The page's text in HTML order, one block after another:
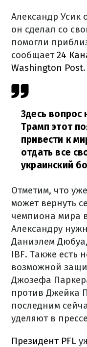
Александр Усик
он сделал со
помогли
сообщает24
Washington Post.
Здесь вопрос
Трамп этот
привести к
отдать все
украинский
Отметим, что
может вернуть
чемпиона мира
Александру
Даниэлем
IBF. Также есть
возможной
Джозефа
против Джейка
последним
уделяют в
Президент PFL